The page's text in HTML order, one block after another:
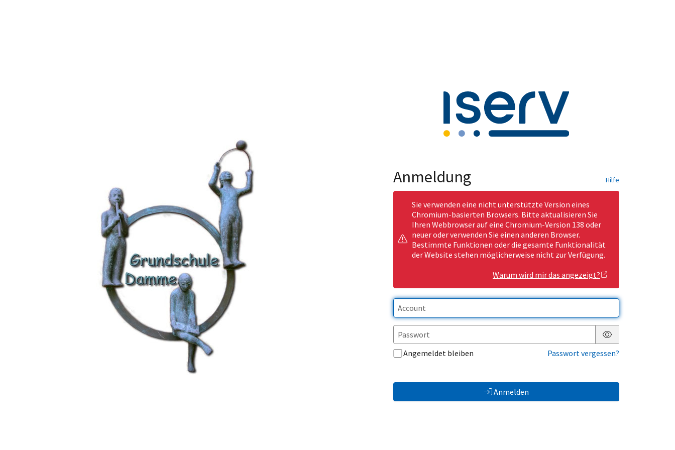
Anmeldung Hilfe
Sie verwenden eine nicht unterstützte Version eines
Chromium-basierten Browsers. Bitte aktualisieren Sie
Ihren Webbrowser auf eine Chromium-Version 138 oder
neuer oder verwenden Sie einen anderen Browser.
Bestimmte Funktionen oder die gesamte Funktionalität
der Website stehen möglicherweise nicht zur Verfügung.
Warum wird mir das angezeigt?
Passwort anzeigen
Angemeldet bleiben
Passwort vergessen?
Anmelden